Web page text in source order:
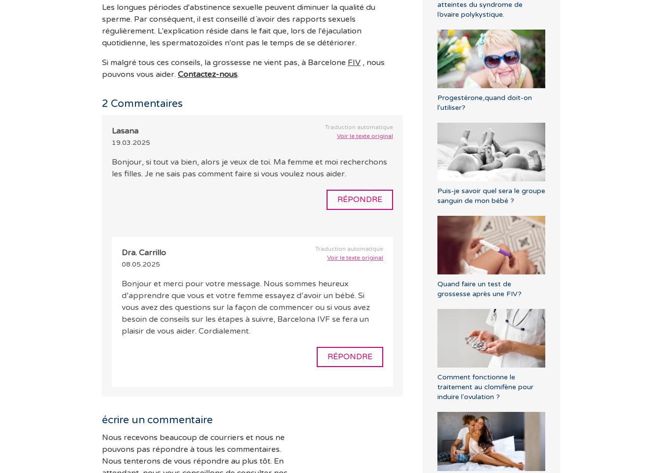
Les longues périodes d'abstinence sexuelle peuvent diminuer la qualité du
sperme. Par conséquent, il est conseillé d´avoir des rapports sexuels
régulièrement. L'explication réside dans le fait que, lors de l'éjaculation
quotidienne, les spermatozoïdes n'ont pas le temps de se détériorer.
Si malgré tous ces conseils, la grossesse ne vient pas, à Barcelone FIV , nous
pouvons vous aider. Contactez-nous.
2 Commentaires
Traduction automatique
Voir le texte original
Lasana
19.03.2025
Bonjour, si tout va bien, alors je veux de toi. Ma femme et moi recherchons
les filles. Je ne sais pas comment faire si vous voulez nous aider.
RÉPONDRE
Traduction automatique
Voir le texte original
Dra. Carrillo
08.05.2025
Bonjour et merci pour votre message. Nous sommes heureux
d’apprendre que vous et votre femme essayez d’avoir un bébé. Si
vous avez des questions sur la façon de commencer ou si vous avez
besoin de conseils sur les étapes à suivre, Barcelona IVF se fera un
plaisir de vous aider. Cordialement.
RÉPONDRE
écrire un commentaire
Nous recevons beaucoup de courriers et nous ne
pouvons pas répondre à tous les commentaires.
Nous tenterons de vous répondre au plus tôt. En
atteintes du syndrome de
l’ovaire polykystique.
Progestérone,quand doit-on
l'utiliser?
Puis-je savoir quel sera le groupe
sanguin de mon bébé ?
Quand faire un test de
grossesse après une FIV?
Comment fonctionne le
traitement au clomifène pour
induire l'ovulation ?